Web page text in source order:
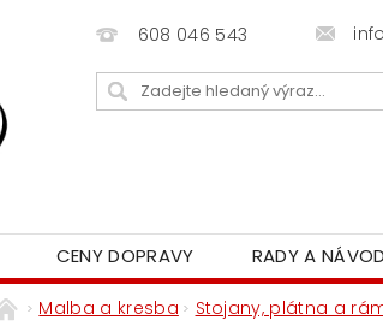
608 046 543
CENY DOPRAVY RADY A
Malba a kresba Stojany, plátna a